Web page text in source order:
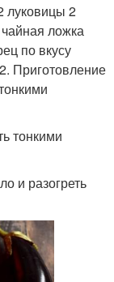
луковицы 2
ложка
по вкусу
Приготовление
тонкими
и разогреть